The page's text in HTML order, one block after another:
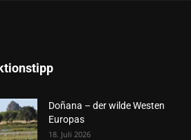
Doñana – der wilde Westen
Europas
18. Juli 2026